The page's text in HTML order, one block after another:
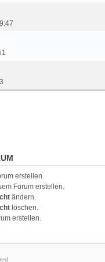
erstellen.
Forum erstellen.
ändern.
löschen.
erstellen.